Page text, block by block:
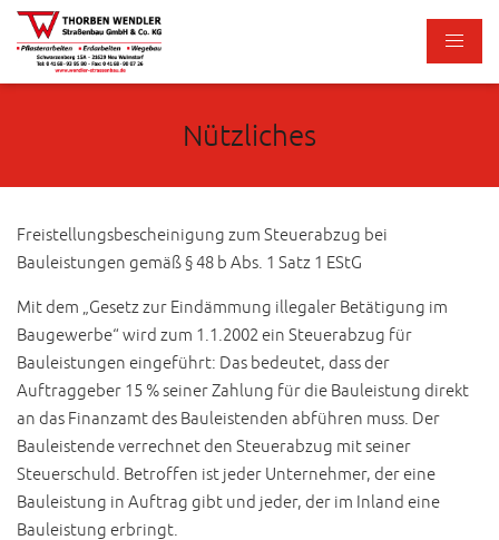
Nützliches
Freistellungsbescheinigung zum Steuerabzug bei
Bauleistungen gemäß § 48 b Abs. 1 Satz 1 EStG
Mit dem „Gesetz zur Eindämmung illegaler Betätigung im
Baugewerbe“ wird zum 1.1.2002 ein Steuerabzug für
Bauleistungen eingeführt: Das bedeutet, dass der
Auftraggeber 15 % seiner Zahlung für die Bauleistung direkt
an das Finanzamt des Bauleistenden abführen muss. Der
Bauleistende verrechnet den Steuerabzug mit seiner
Steuerschuld. Betroffen ist jeder Unternehmer, der eine
Bauleistung in Auftrag gibt und jeder, der im Inland eine
Bauleistung erbringt.